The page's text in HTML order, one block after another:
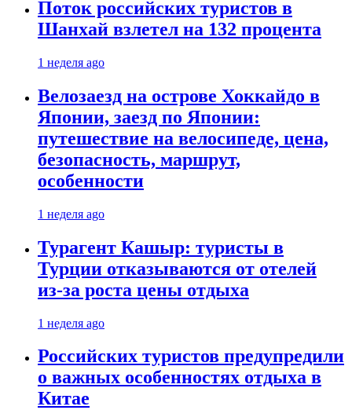
Поток российских туристов в
Шанхай взлетел на 132 процента
1 неделя ago
Велозаезд на острове Хоккайдо в
Японии, заезд по Японии:
путешествие на велосипеде, цена,
безопасность, маршрут,
особенности
1 неделя ago
Турагент Кашыр: туристы в
Турции отказываются от отелей
из-за роста цены отдыха
1 неделя ago
Российских туристов предупредили
о важных особенностях отдыха в
Китае